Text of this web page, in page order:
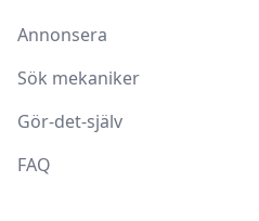
Annonsera
Sök mekaniker
Gör-det-själv
FAQ